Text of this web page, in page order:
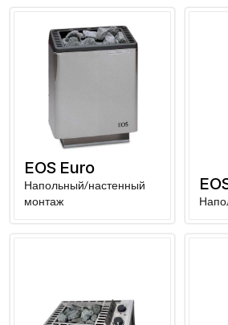
EOS Euro
Напольный/настенный
монтаж